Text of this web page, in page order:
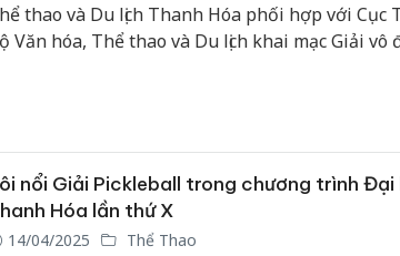
thao và Du lịch Thanh Hóa phối hợp với Cục
Văn hóa, Thể thao và Du lịch khai mạc Giải vô
nổi Giải Pickleball trong chương trình Đại
Hóa lần thứ X
14/04/2025 Thể Thao